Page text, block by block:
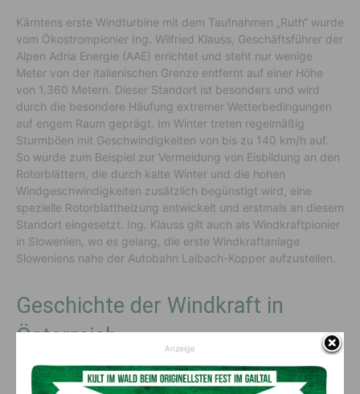
Kärntens erste Windturbine mit dem Taufnahmen „Ruth“ wurde
vom Ökostrompionier Ing. Wilfried Klauss, Geschäftsführer der
Alpen Adria Energie (AAE) errichtet und steht nur wenige
Meter von der italienischen Grenze entfernt auf einer Höhe
von 1.360 Metern. Dieser Standort ist besonders und wird
durch die besondere Häufung extremer Wetterbedingungen
auf engem Raum geprägt. Im Winter treten regelmäßig
Sturmböen mit Geschwindigkeiten von bis zu 140 km/h auf.
So wurde zum Beispiel zur Vermeidung von Eisbildung an den
Rotorblättern, die durch kalte Winter und die hohen
Windgeschwindigkeiten zusätzlich begünstigt wird, eine
spezielle Rotorblattheizung entwickelt und erstmals an diesem
Standort eingesetzt. Ing. Klauss gilt auch als Windkraftpionier
in Slowenien, wo es gelang, die erste Windkraftanlage
Sloweniens nahe der Autobahn Laibach-Kopper aufzustellen.
Geschichte der Windkraft in
Österreich
In Österreich ging die erste Windkraftanlage erst im Jahr
Anzeige